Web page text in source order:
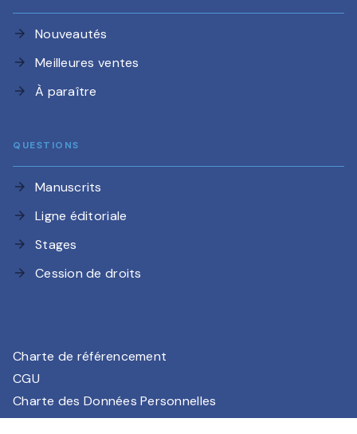
arrow_forward Nouveautés
arrow_forward Meilleures ventes
arrow_forward À paraître
QUESTIONS
arrow_forward Manuscrits
arrow_forward Ligne éditoriale
arrow_forward Stages
arrow_forward Cession de droits
Charte de référencement
CGU
Charte des Données Personnelles
Mentions légales